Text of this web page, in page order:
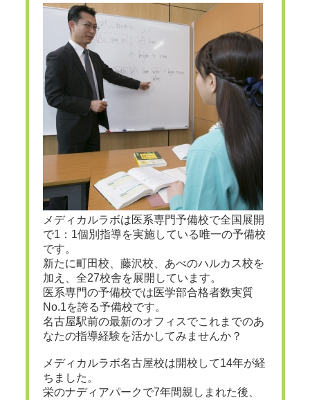
メディカルラボは医系専門予備校で全国展開
で1：1個別指導を実施している唯一の予備校
です。
新たに町田校、藤沢校、あべのハルカス校を
加え、全27校舎を展開しています。
医系専門の予備校では医学部合格者数実質
No.1を誇る予備校です。
名古屋駅前の最新のオフィスでこれまでのあ
なたの指導経験を活かしてみませんか？
メディカルラボ名古屋校は開校して14年が経
ちました。
栄のナディアパークで7年間親しまれた後、